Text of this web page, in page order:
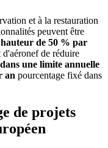
et à la restauration
peuvent être
de 50 % par
de réduire
dans une limite annuelle
an pourcentage fixé dans
de projets